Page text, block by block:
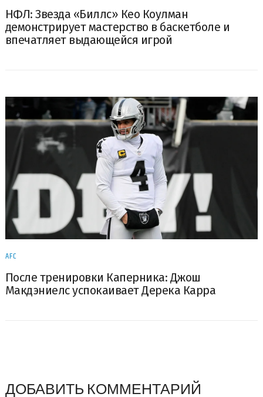
НФЛ: Звезда «Биллс» Кео Коулман
демонстрирует мастерство в баскетболе и
впечатляет выдающейся игрой
AFC
После тренировки Каперника: Джош
Макдэниелс успокаивает Дерека Карра
ДОБАВИТЬ КОММЕНТАРИЙ